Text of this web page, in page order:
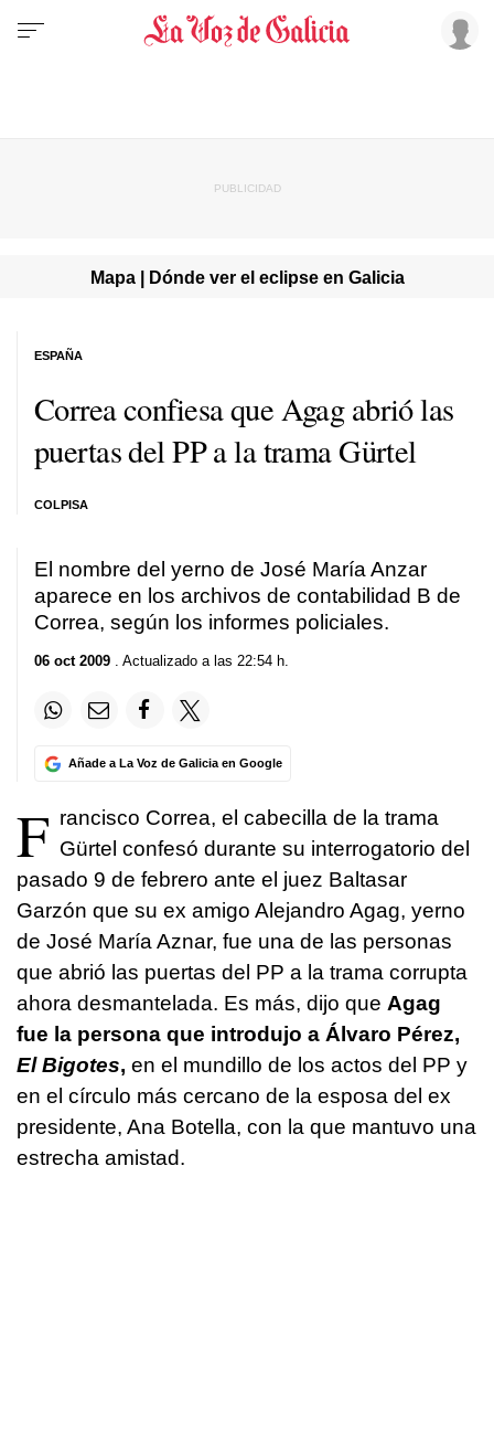
Mapa | Dónde ver el eclipse en Galicia
Correa confiesa que Agag abrió las
puertas del PP a la trama Gürtel
COLPISA
ESPAÑA
El nombre del yerno de José María Anzar
aparece en los archivos de contabilidad B de
Correa, según los informes policiales.
06 oct 2009 . Actualizado a las 22:54 h.
Añade a La Voz de Galicia en Google
F rancisco Correa, el cabecilla de la trama
Gürtel confesó durante su interrogatorio del
pasado 9 de febrero ante el juez Baltasar
Garzón que su ex amigo Alejandro Agag, yerno
de José María Aznar, fue una de las personas
que abrió las puertas del PP a la trama corrupta
ahora desmantelada. Es más, dijo que Agag
fue la persona que introdujo a Álvaro Pérez,
El Bigotes, en el mundillo de los actos del PP y
en el círculo más cercano de la esposa del ex
presidente, Ana Botella, con la que mantuvo una
estrecha amistad.